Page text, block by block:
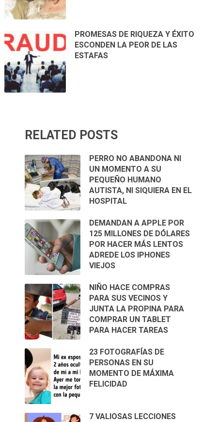
PROMESAS DE RIQUEZA Y ÉXITO
ESCONDEN LA PEOR DE LAS
ESTAFAS
RELATED POSTS
PERRO NO ABANDONA NI
UN MOMENTO A SU
PEQUEÑO HUMANO
AUTISTA, NI SIQUIERA EN EL
HOSPITAL
DEMANDAN A APPLE POR
125 MILLONES DE DÓLARES
POR HACER MÁS LENTOS
ADREDE LOS IPHONES
VIEJOS
NIÑO HACE COMPRAS
PARA SUS VECINOS Y
JUNTA LA PROPINA PARA
COMPRAR UN TABLET
PARA HACER TAREAS
23 FOTOGRAFÍAS DE
PERSONAS EN SU
MOMENTO DE MÁXIMA
FELICIDAD
7 VALIOSAS LECCIONES